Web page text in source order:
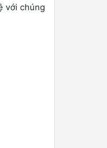
với chúng